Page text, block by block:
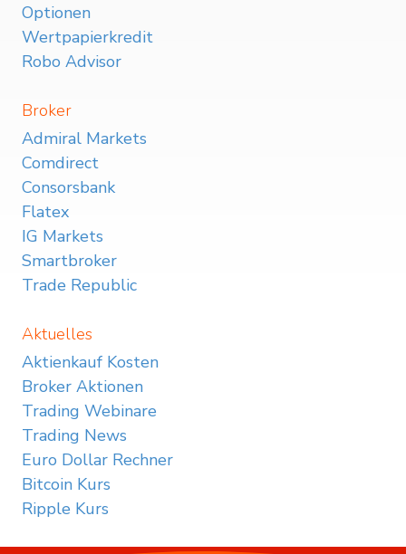
Optionen
Wertpapierkredit
Robo Advisor
Broker
Admiral Markets
Comdirect
Consorsbank
Flatex
IG Markets
Smartbroker
Trade Republic
Aktuelles
Aktienkauf Kosten
Broker Aktionen
Trading Webinare
Trading News
Euro Dollar Rechner
Bitcoin Kurs
Ripple Kurs